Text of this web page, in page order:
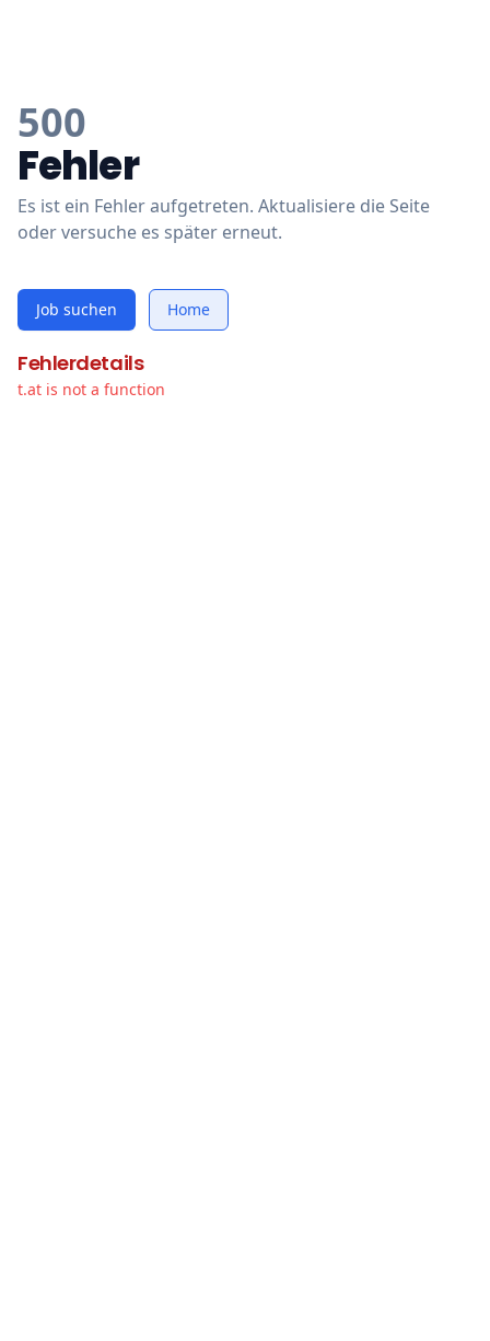
500
Fehler
Es ist ein Fehler aufgetreten. Aktualisiere die Seite
oder versuche es später erneut.
Job suchen Home
Fehlerdetails
t.at is not a function